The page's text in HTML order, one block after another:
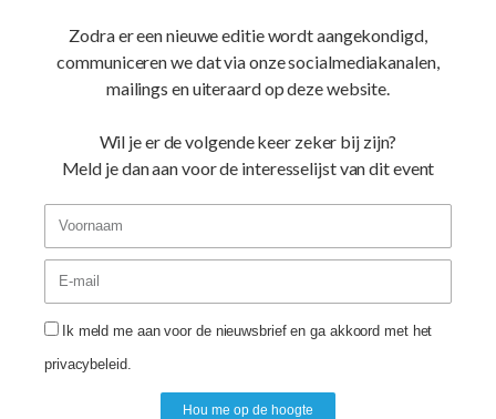
van de sportieve activiteiten die zij organiseren!
Op de Sofico Gent Marathon editie 2026 zullen ze alvast
Website Sportaround VZW
Facebook Sportaround VZW
Zodra er een nieuwe editie wordt aangekondigd,
communiceren we dat via onze socialmediakanalen,
mailings en uiteraard op deze website.
Wil je er de volgende keer zeker bij zijn?
Meld je dan aan voor de interesselijst van dit event
Ik meld me aan voor de nieuwsbrief en ga akkoord met het
privacybeleid.
Hou me op de hoogte